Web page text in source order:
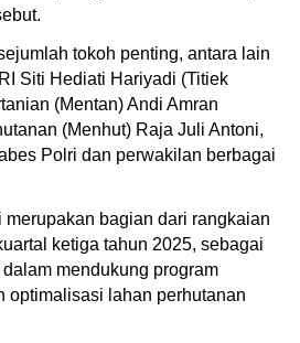
tokoh penting, antara lain
Siti Hediati Hariyadi (Titiek
(Mentan) Andi Amran
(Menhut) Raja Juli Antoni,
Polri dan perwakilan berbagai
bagian dari rangkaian
ketiga tahun 2025, sebagai
mendukung program
optimalisasi lahan perhutanan